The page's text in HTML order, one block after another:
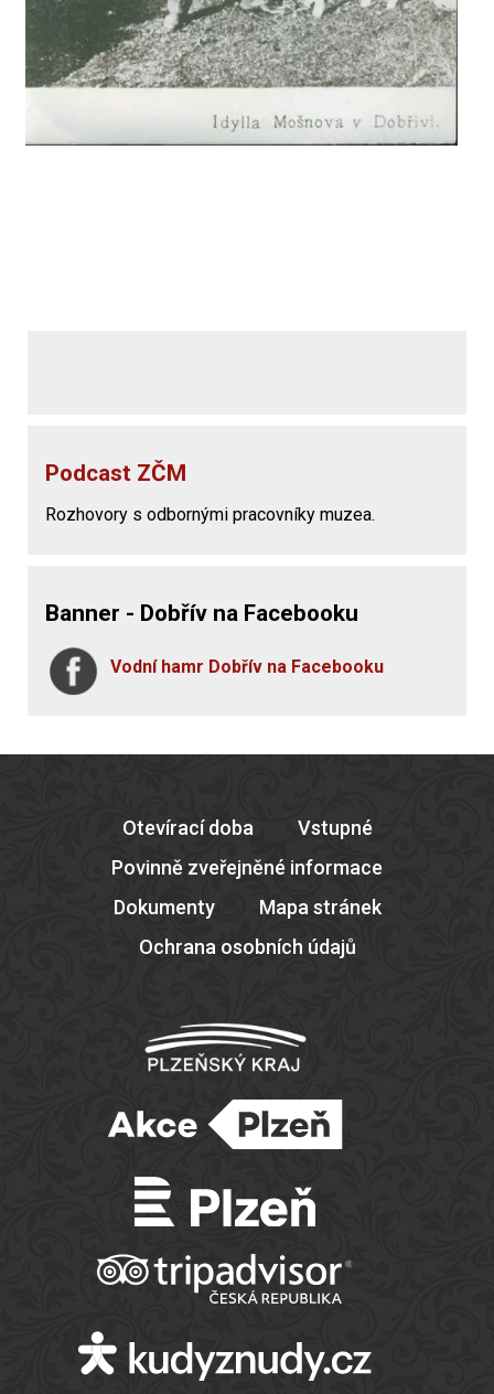
Podcast ZČM
Rozhovory s odbornými pracovníky muzea.
Banner - Dobřív na Facebooku
Vodní hamr Dobřív na Facebooku
Otevírací doba
Vstupné
Povinně zveřejněné informace
Dokumenty
Mapa stránek
Ochrana osobních údajů